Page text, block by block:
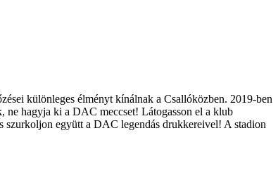
különleges élményt kínálnak a Csallóközben. 2019-ben
ne hagyja ki a DAC meccset! Látogasson el a klub
szurkoljon együtt a DAC legendás drukkereivel! A stadion